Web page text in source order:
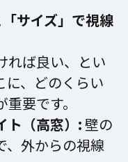
サイズ」で視線
れば良い、とい
に、どのくらい
要です。
ト（高窓）:壁の
、外からの視線